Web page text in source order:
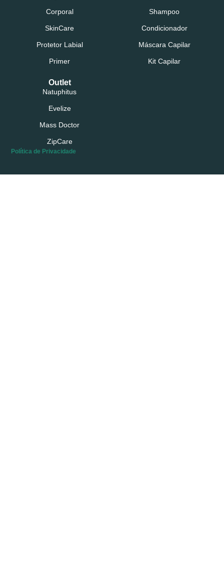
Corporal
SkinCare
Protetor Labial
Primer
Shampoo
Condicionador
Máscara Capilar
Kit Capilar
Outlet
Natuphitus
Evelize
Mass Doctor
ZipCare
Política de Privacidade